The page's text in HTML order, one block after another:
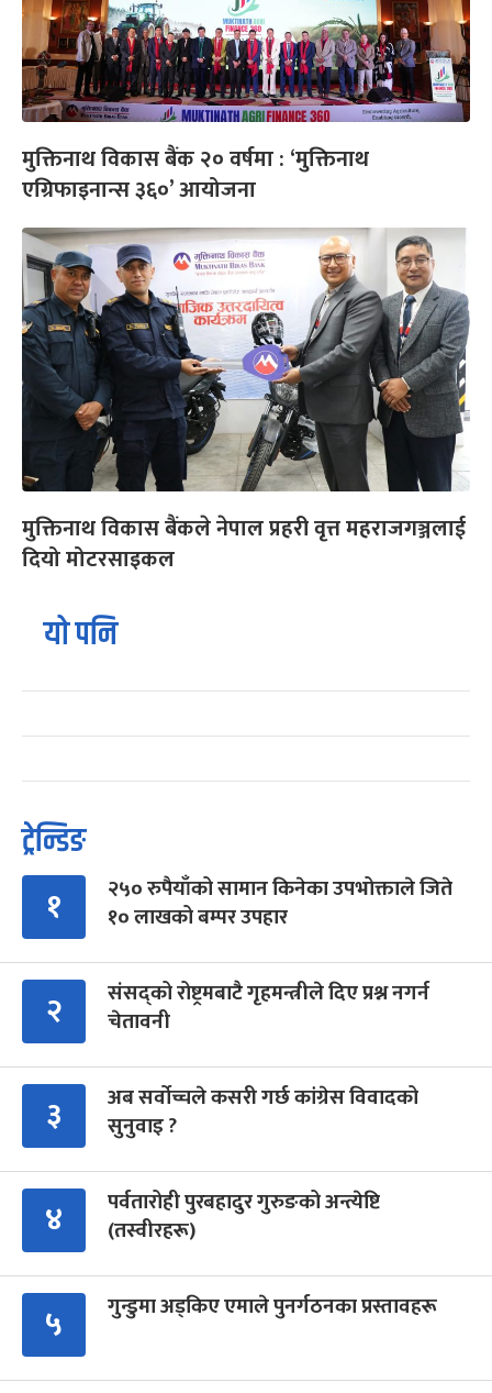
मुक्तिनाथ विकास बैंक २० वर्षमा : ‘मुक्तिनाथ
एग्रिफाइनान्स ३६०’ आयोजना
मुक्तिनाथ विकास बैंकले नेपाल प्रहरी वृत्त महराजगञ्जलाई
दियो मोटरसाइकल
यो पनि
ट्रेन्डिङ
१
२५० रुपैयाँको सामान किनेका उपभोक्ताले जिते
१० लाखको बम्पर उपहार
२
संसद्को रोष्ट्रमबाटै गृहमन्त्रीले दिए प्रश्न नगर्न
चेतावनी
३
अब सर्वोच्चले कसरी गर्छ कांग्रेस विवादको
सुनुवाइ ?
४
पर्वतारोही पुरबहादुर गुरुङको अन्त्येष्टि
(तस्वीरहरू)
५ गुन्डुमा अड्किए एमाले पुनर्गठनका प्रस्तावहरू